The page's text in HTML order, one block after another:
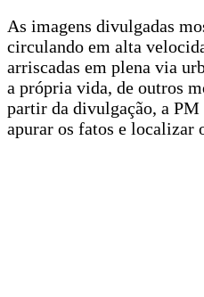
As imagens divulgadas
circulando em alta
arriscadas em plena via
a própria vida, de outros
partir da divulgação, a
apurar os fatos e localizar